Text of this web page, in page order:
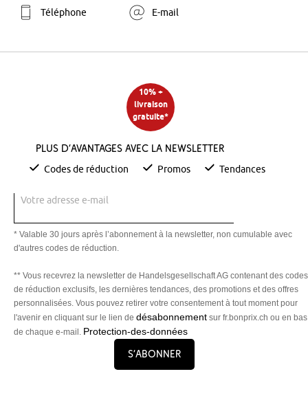
Téléphone E-mail
10% +
livraison
gratuite*
Plus d’avantages avec la newsletter
Codes de réduction Promos Tendances
Votre adresse e-mail
* Valable 30 jours après l’abonnement à la newsletter, non cumulable avec
d'autres codes de réduction.
** Vous recevrez la newsletter de Handelsgesellschaft AG contenant des codes
de réduction exclusifs, les dernières tendances, des promotions et des offres
personnalisées. Vous pouvez retirer votre consentement à tout moment pour
l'avenir en cliquant sur le lien de désabonnement sur fr.bonprix.ch ou en bas
de chaque e-mail. Protection-des-données
S’abonner